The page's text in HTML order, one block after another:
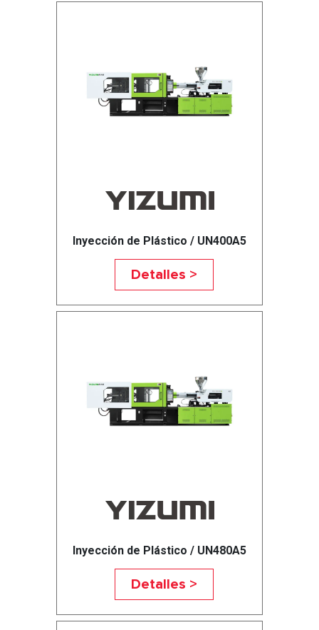
Inyección de Plástico / UN400A5
Detalles >
Inyección de Plástico / UN480A5
Detalles >